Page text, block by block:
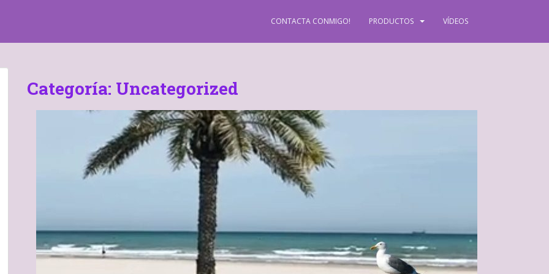
CONTACTA CONMIGO! PRODUCTOS VÍDEOS
Categoría: Uncategorized